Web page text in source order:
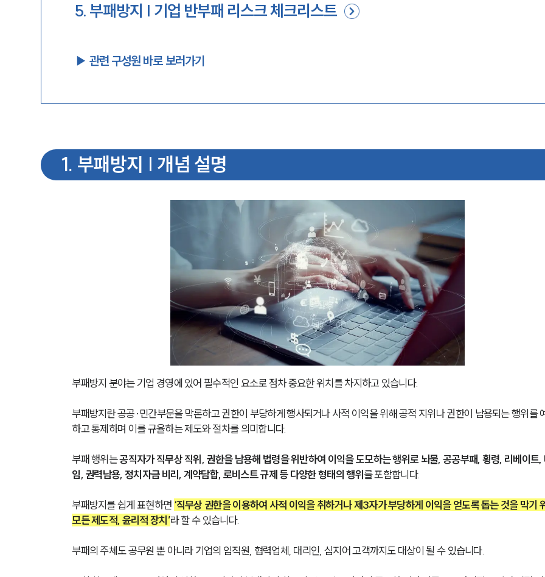
5. 부패방지 | 기업 반부패 리스크 체크리스트
▶︎ 관련 구성원 바로 보러가기
1. 부패방지 | 개념 설명
부패방지 분야는 기업 경영에 있어 필수적인 요소로 점차 중요한 위치를 차지하고 있습니다.
부패방지란 공공·민간부문을 막론하고 권한이 부당하게 행사되거나 사적 이익을 위해 공적 지위나 권한이 남용되는 행위를
하고 통제하며 이를 규율하는 제도와 절차를 의미합니다.
부패 행위는 공직자가 직무상 직위, 권한을 남용해 법령을 위반하여 이익을 도모하는 행위로 뇌물, 공공부패, 횡령, 리베이트,
임, 권력남용, 정치자금 비리, 계약담합, 로비스트 규제 등 다양한 형태의 행위를 포함합니다.
부패방지를 쉽게 표현하면 ‘직무상 권한을 이용하여 사적 이익을 취하거나 제3자가 부당하게 이익을 얻도록 돕는 것을 막기
모든 제도적, 윤리적 장치’라 할 수 있습니다.
부패의 주체도 공무원 뿐 아니라 기업의 임직원, 협력업체, 대리인, 심지어 고객까지도 대상이 될 수 있습니다.